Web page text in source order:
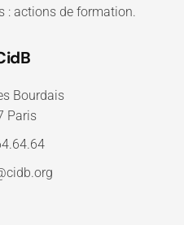
: actions de formation.
Bourdais
Paris